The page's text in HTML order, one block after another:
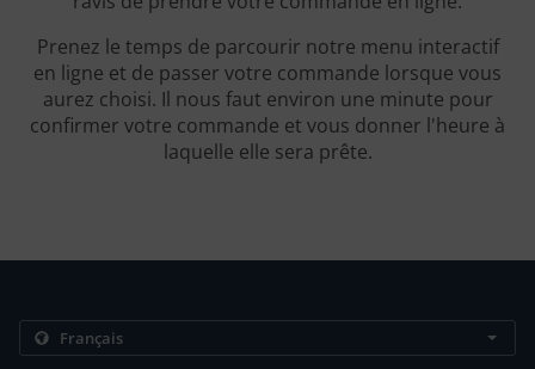
Prenez le temps de parcourir notre menu interactif
en ligne et de passer votre commande lorsque vous
aurez choisi. Il nous faut environ une minute pour
confirmer votre commande et vous donner l'heure à
laquelle elle sera prête.